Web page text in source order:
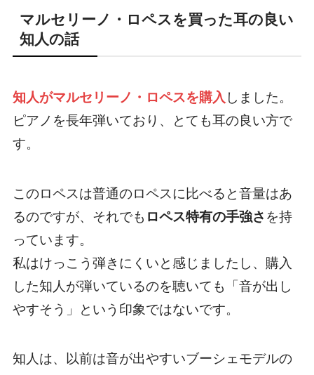
マルセリーノ・ロペスを買った耳の良い
知人の話
知人がマルセリーノ・ロペスを購入 しました。
ピアノを長年弾いており、とても耳の良い方で
す。
このロペスは普通のロペスに比べると音量はあ
るのですが、それでも ロペス特有の手強さ を持
っています。
私はけっこう弾きにくいと感じましたし、購入
した知人が弾いているのを聴いても「音が出し
やすそう」という印象ではないです。
知人は、以前は音が出やすいブーシェモデルの